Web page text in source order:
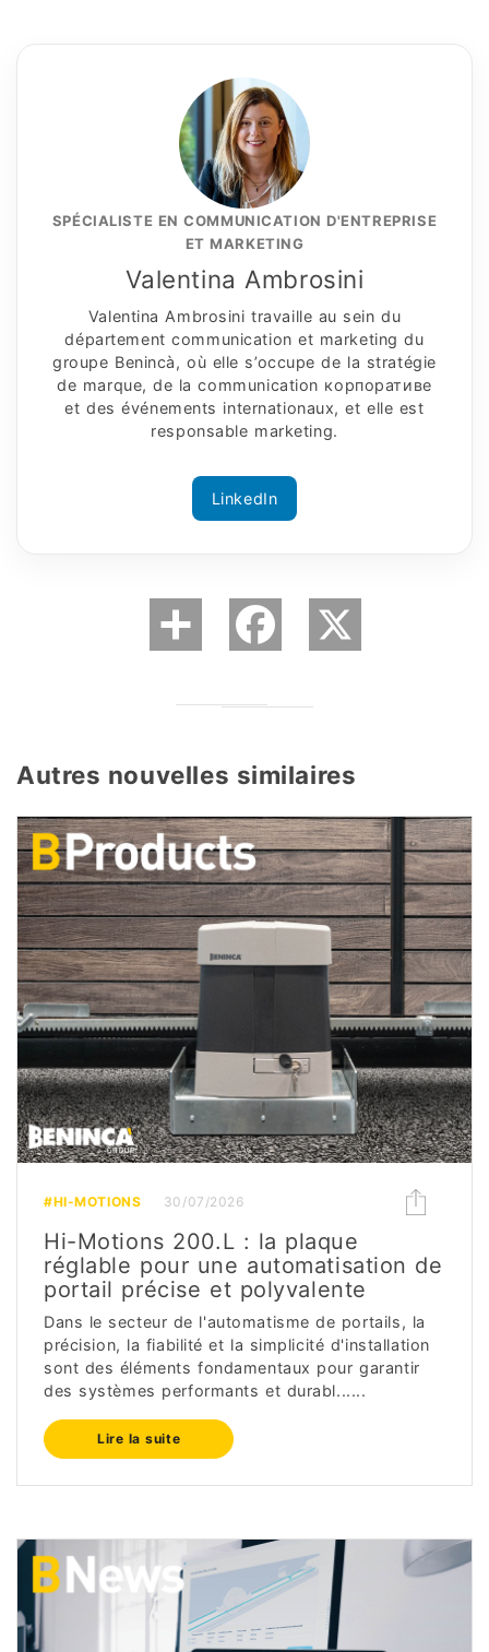
SPÉCIALISTE EN COMMUNICATION D'ENTREPRISE
ET MARKETING
Valentina Ambrosini
Valentina Ambrosini travaille au sein du
département communication et marketing du
groupe Benincà, où elle s’occupe de la stratégie
de marque, de la communication корпоративe
et des événements internationaux, et elle est
responsable marketing.
LinkedIn
Autres nouvelles similaires
#HI-MOTIONS 30/07/2026
Hi-Motions 200.L : la plaque
réglable pour une automatisation de
portail précise et polyvalente
Dans le secteur de l'automatisme de portails, la
précision, la fiabilité et la simplicité d'installation
sont des éléments fondamentaux pour garantir
des systèmes performants et durabl......
Lire la suite